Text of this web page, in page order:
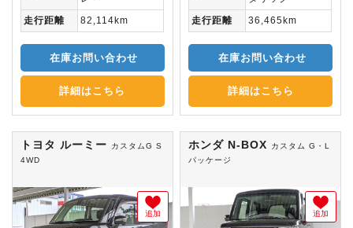
走行距離
82,114km
在庫お問い合わせ
詳細はこちら
走行距離
36,465km
在庫お問い合わせ
詳細はこちら
トヨタ ルーミー
カスタムG S
4WD
追加
ホンダ N-BOX
カスタム G・L
パッケージ
追加